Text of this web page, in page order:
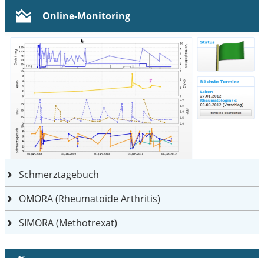
Online-Monitoring
Schmerztagebuch
OMORA (Rheumatoide Arthritis)
SIMORA (Methotrexat)